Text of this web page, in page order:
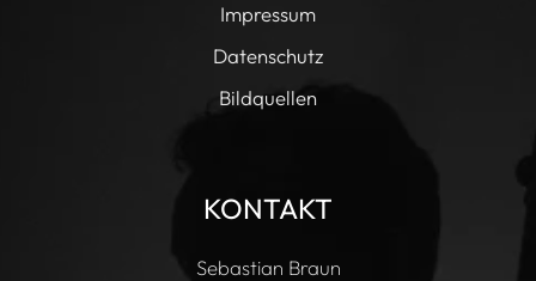
Impressum
Datenschutz
Bildquellen
KONTAKT
Sebastian Braun